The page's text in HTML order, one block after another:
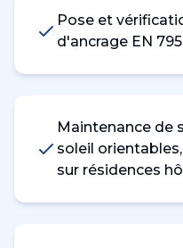
Pose et
d'ancrage EN
Maintenance de
soleil
sur résidences